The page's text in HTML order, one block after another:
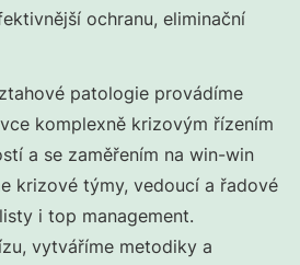
ochranu, eliminační
patologie provádíme
komplexně krizovým řízením
a se zaměřením na win-win
krizové týmy, vedoucí a řadové
i top management.
vytváříme metodiky a